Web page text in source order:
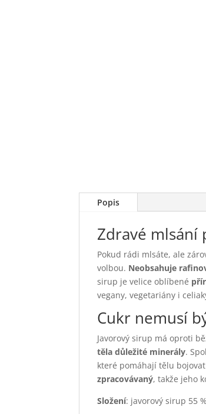
Popis
Zdravé
Pokud rádi mlsáte, ale
volbou. Neobsahuje
sirup je velice oblíbené
vegany, vegetariány i
Cukr nemusí
Javorový sirup má oproti
těla důležité minerály.
které pomáhají tělu
zpracovávaný, takže jeho
Složení: javorový sirup 55